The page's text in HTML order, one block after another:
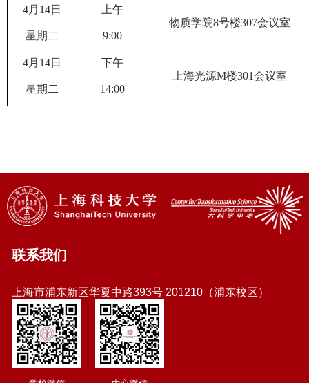
4月 14日
星期 二
上午
9:00
物质学院8号楼307会议室
4月 14日
星期二
下午
14:00
上海光源M楼301会议室
联系我们
上海市浦东新区华夏中路393号 201210（浦东校区）